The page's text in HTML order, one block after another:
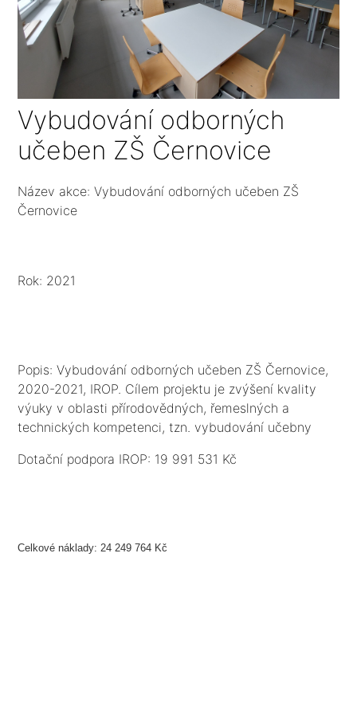
Vybudování odborných
učeben ZŠ Černovice
Název akce: Vybudování odborných učeben ZŠ
Černovice
Rok: 2021
Popis: Vybudování odborných učeben ZŠ Černovice,
2020-2021, IROP. Cílem projektu je zvýšení kvality
výuky v oblasti přírodovědných, řemeslných a
technických kompetenci, tzn. vybudování učebny
zázemí, vybavení nábytkem, IT a učebními
Dotační podpora IROP: 19 991 531 Kč
Celkové náklady: 24 249 764 Kč